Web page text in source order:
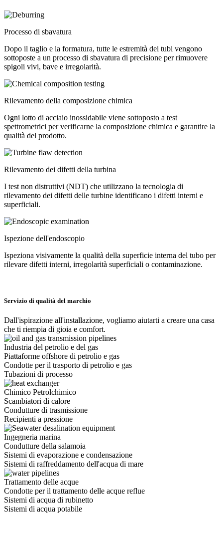
Processo di sbavatura
Dopo il taglio e la formatura, tutte le estremità dei tubi vengono
sottoposte a un processo di sbavatura di precisione per rimuovere
spigoli vivi, bave e irregolarità.
Rilevamento della composizione chimica
Ogni lotto di acciaio inossidabile viene sottoposto a test
spettrometrici per verificarne la composizione chimica e garantire la
qualità del prodotto.
Rilevamento dei difetti della turbina
I test non distruttivi (NDT) che utilizzano la tecnologia di
rilevamento dei difetti delle turbine identificano i difetti interni e
superficiali.
Ispezione dell'endoscopio
Ispeziona visivamente la qualità della superficie interna del tubo per
rilevare difetti interni, irregolarità superficiali o contaminazione.
Servizio di qualità del marchio
Dall'ispirazione all'installazione, vogliamo aiutarti a creare una casa
che ti riempia di gioia e comfort.
Industria del petrolio e del gas
Piattaforme offshore di petrolio e gas
Condotte per il trasporto di petrolio e gas
Tubazioni di processo
Chimico Petrolchimico
Scambiatori di calore
Condutture di trasmissione
Recipienti a pressione
Ingegneria marina
Condutture della salamoia
Sistemi di evaporazione e condensazione
Sistemi di raffreddamento dell'acqua di mare
Trattamento delle acque
Condotte per il trattamento delle acque reflue
Sistemi di acqua di rubinetto
Sistemi di acqua potabile